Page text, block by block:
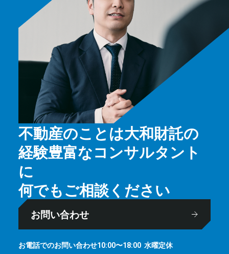
不動産のことは大和財託の
経験豊富なコンサルタント
に
何でもご相談ください
お問い合わせ
お電話でのお問い合わせ10:00〜18:00 ⽔曜定休